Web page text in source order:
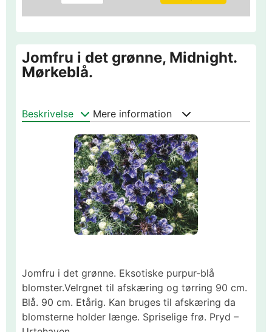
Jomfru i det grønne, Midnight.
Mørkeblå.
Beskrivelse Mere information
Jomfru i det grønne. Eksotiske purpur-blå
blomster.Velrgnet til afskæring og tørring 90 cm.
Blå. 90 cm. Etårig. Kan bruges til afskæring da
blomsterne holder længe. Spriselige frø. Pryd –